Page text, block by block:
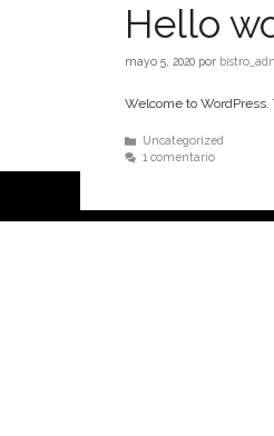
Hello
mayo 5, 2020 por
Welcome to
Categorías
Uncategorized
1 comentario